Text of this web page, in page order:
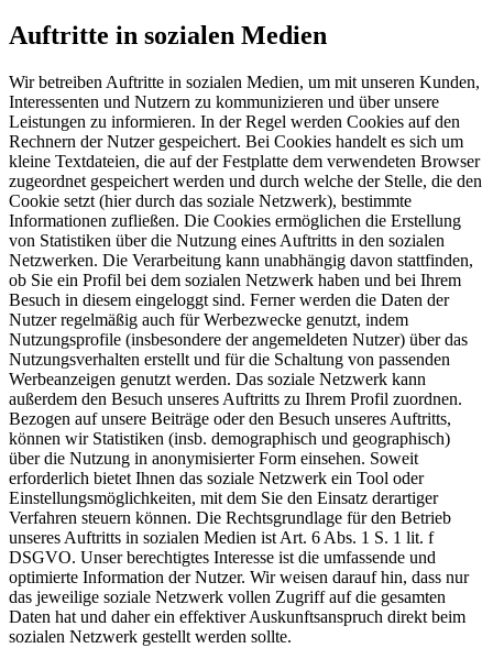
Auftritte in sozialen Medien
Wir betreiben Auftritte in sozialen Medien, um mit unseren Kunden,
Interessenten und Nutzern zu kommunizieren und über unsere
Leistungen zu informieren. In der Regel werden Cookies auf den
Rechnern der Nutzer gespeichert. Bei Cookies handelt es sich um
kleine Textdateien, die auf der Festplatte dem verwendeten Browser
zugeordnet gespeichert werden und durch welche der Stelle, die den
Cookie setzt (hier durch das soziale Netzwerk), bestimmte
Informationen zufließen. Die Cookies ermöglichen die Erstellung
von Statistiken über die Nutzung eines Auftritts in den sozialen
Netzwerken. Die Verarbeitung kann unabhängig davon stattfinden,
ob Sie ein Profil bei dem sozialen Netzwerk haben und bei Ihrem
Besuch in diesem eingeloggt sind. Ferner werden die Daten der
Nutzer regelmäßig auch für Werbezwecke genutzt, indem
Nutzungsprofile (insbesondere der angemeldeten Nutzer) über das
Nutzungsverhalten erstellt und für die Schaltung von passenden
Werbeanzeigen genutzt werden. Das soziale Netzwerk kann
außerdem den Besuch unseres Auftritts zu Ihrem Profil zuordnen.
Bezogen auf unsere Beiträge oder den Besuch unseres Auftritts,
können wir Statistiken (insb. demographisch und geographisch)
über die Nutzung in anonymisierter Form einsehen. Soweit
erforderlich bietet Ihnen das soziale Netzwerk ein Tool oder
Einstellungsmöglichkeiten, mit dem Sie den Einsatz derartiger
Verfahren steuern können. Die Rechtsgrundlage für den Betrieb
unseres Auftritts in sozialen Medien ist Art. 6 Abs. 1 S. 1 lit. f
DSGVO. Unser berechtigtes Interesse ist die umfassende und
optimierte Information der Nutzer. Wir weisen darauf hin, dass nur
das jeweilige soziale Netzwerk vollen Zugriff auf die gesamten
Daten hat und daher ein effektiver Auskunftsanspruch direkt beim
sozialen Netzwerk gestellt werden sollte.